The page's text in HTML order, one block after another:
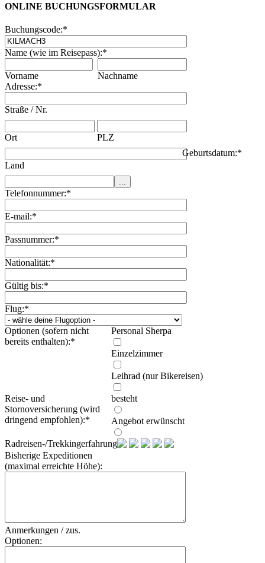
ONLINE BUCHUNGSFORMULAR
Buchungscode:*
Name (wie im Reisepass):*
Vorname
Nachname
Adresse:*
Straße / Nr.
Ort PLZ
Land
Geburtsdatum:*
Telefonnummer:*
E-mail:*
Passnummer:*
Nationalität:*
Gültig bis:*
Flug:*
Optionen (sofern nicht
bereits enthalten):*
Personal Sherpa
Einzelzimmer
Leihrad (nur Bikereisen)
Reise- und
Stornoversicherung (wird
dringend empfohlen):*
besteht
Angebot erwünscht
Radreisen-/Trekkingerfahrung:
Bisherige Expeditionen
(maximal erreichte Höhe):
Anmerkungen / zus.
Optionen: